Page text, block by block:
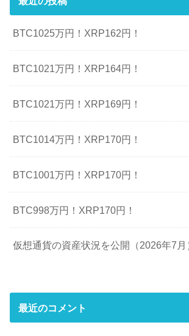
BTC1025万円！XRP162円！
BTC1021万円！XRP164円！
BTC1021万円！XRP169円！
BTC1014万円！XRP170円！
BTC1001万円！XRP170円！
BTC998万円！XRP170円！
仮想通貨の資産状況を公開（2026年7月
最近のコメント